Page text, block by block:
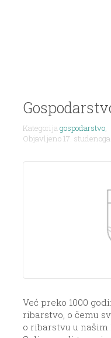
Kategorijagospodarstvo,
Objavljeno 17.
Već preko 1000
ribarstvo, o čemu
o ribarstvu u našim